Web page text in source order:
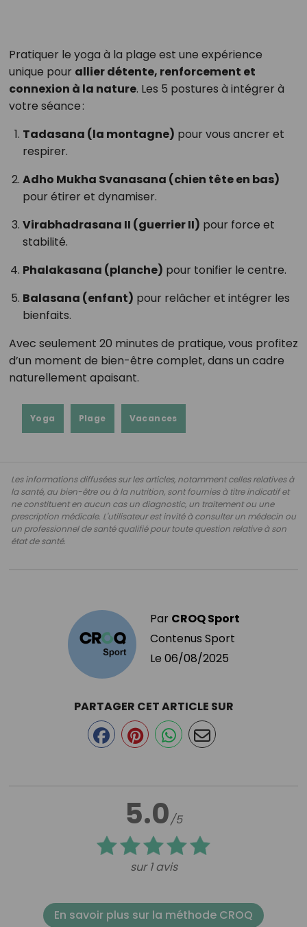
Pratiquer le yoga à la plage est une expérience
unique pour allier détente, renforcement et
connexion à la nature. Les 5 postures à intégrer à
votre séance :
Tadasana (la montagne) pour vous ancrer et
respirer.
Adho Mukha Svanasana (chien tête en bas)
pour étirer et dynamiser.
Virabhadrasana II (guerrier II) pour force et
stabilité.
Phalakasana (planche) pour tonifier le centre.
Balasana (enfant) pour relâcher et intégrer les
bienfaits.
Avec seulement 20 minutes de pratique, vous profitez
d’un moment de bien-être complet, dans un cadre
naturellement apaisant.
Yoga Plage Vacances
Les informations diffusées sur les articles, notamment celles relatives à
la santé, au bien-être ou à la nutrition, sont fournies à titre indicatif et
ne constituent en aucun cas un diagnostic, un traitement ou une
prescription médicale. L'utilisateur est invité à consulter un médecin ou
un professionnel de santé qualifié pour toute question relative à son
état de santé.
Par CROQ Sport
Contenus Sport
Le 06/08/2025
5.0/5
sur 1 avis
PARTAGER CET ARTICLE SUR
En savoir plus sur la méthode CROQ